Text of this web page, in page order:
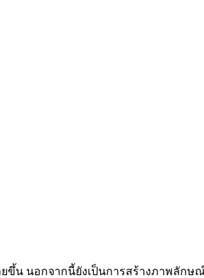
ยขึ้น นอกจากนี้ยังเป็นการสร้างภาพลัก